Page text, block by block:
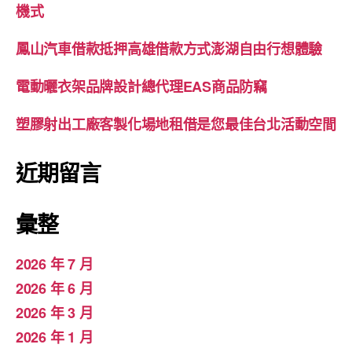
機式
鳳山汽車借款抵押高雄借款方式澎湖自由行想體驗
電動曬衣架品牌設計總代理EAS商品防竊
塑膠射出工廠客製化場地租借是您最佳台北活動空間
近期留言
彙整
2026 年 7 月
2026 年 6 月
2026 年 3 月
2026 年 1 月